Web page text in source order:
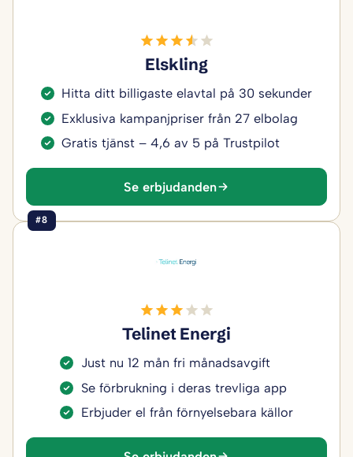
Elskling
Hitta ditt billigaste elavtal på 30 sekunder
Exklusiva kampanjpriser från 27 elbolag
Gratis tjänst – 4,6 av 5 på Trustpilot
Se erbjudanden
#8
Telinet Energi
Just nu 12 mån fri månadsavgift
Se förbrukning i deras trevliga app
Erbjuder el från förnyelsebara källor